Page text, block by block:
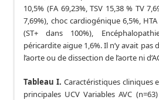
10,5% (FA 69,23%, TSV 15,38 % TV
7,69%), choc cardiogénique 6,5%,
(ST+ dans 100%),
péricardite aigue 1,6%. Il n’y avait pas
l’aorte ou de dissection de l’aorte ni
Tableau I. Caractéristiques cliniques
principales UCV Variables AVC